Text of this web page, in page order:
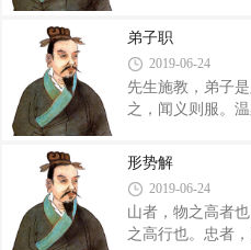
也，其中有公侯
固，归地之利。
至于泉。呼音中
强肥，五种无不
雚，其木宜赤棠
八尺而至于泉。
寿。 黄唐，无宜
木宜櫄、桑。见
而至于泉。呼音
弟子职
2019-06-24
先生施教，弟子
之，闻义则服。
式。夙兴夜寐，
此不解，是谓学
盥漱，执事有恪
汎拚正席，先生
师，颜色毋怍。
形势解
2019-06-24
山者，物之高者
之高行也。忠者